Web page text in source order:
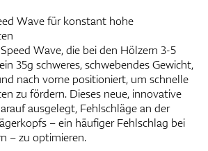
Wave für konstant hohe
Wave, die bei den Hölzern 3-5
35g schweres, schwebendes Gewicht,
nach vorne positioniert, um schnelle
zu fördern. Dieses neue, innovative
ausgelegt, Fehlschläge an der
– ein häufiger Fehlschlag bei
– zu optimieren.